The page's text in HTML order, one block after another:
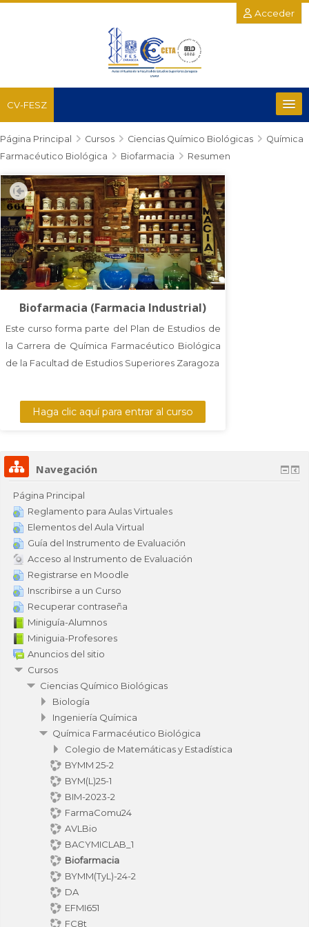
Acceder
CV-FESZ
Recursos
Salud y del Comportamiento
Químico Biológicas
Posgrado e Investigación
Académicas Complementarias
Página Principal Cursos Ciencias Químico Biológicas
Química
Farmacéutico Biológica
Biofarmacia Resumen
Biofarmacia (Farmacia Industrial)
Este curso forma parte del Plan de Estudios de
la Carrera de Química Farmacéutico Biológica
de la Facultad de Estudios Superiores Zaragoza
Haga clic aquí para entrar al curso
Navegación
Página Principal
Reglamento para Aulas Virtuales
Elementos del Aula Virtual
Guía del Instrumento de Evaluación
Acceso al Instrumento de Evaluación
Registrarse en Moodle
Inscribirse a un Curso
Recuperar contraseña
Miniguía-Alumnos
Miniguia-Profesores
Anuncios del sitio
Cursos
Ciencias Químico Biológicas
Biología
Ingeniería Química
Química Farmacéutico Biológica
Colegio de Matemáticas y Estadística
BYMM 25-2
BYM(L)25-1
BIM-2023-2
FarmaComu24
AVLBio
BACYMICLAB_1
Biofarmacia
BYMM(TyL)-24-2
DA
EFMI651
FC8t